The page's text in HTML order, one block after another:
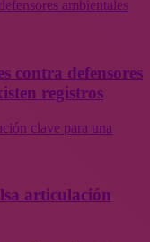
ambientales
contra defensores
registros
clave para una
articulación